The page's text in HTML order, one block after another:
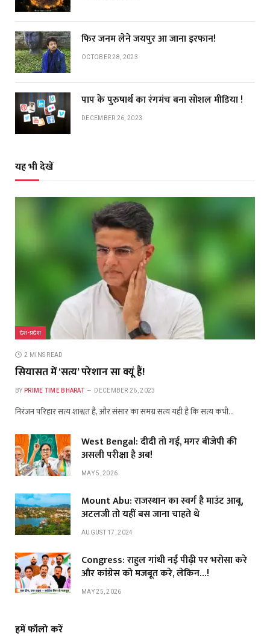
फिर जनम लेने जयपुर आ जाना इरफान!
OCTOBER 28, 2023
पाप के पुरुषार्थ का रंगमंच बना सोशल मीडिया !
DECEMBER 26, 2023
यह भी देखें
देश-प्रदेश
2 MINS READ
सियासत में ‘सत्य’ परेशान सा क्यूं हैं!
BY PRIME TIME BHARAT DECEMBER 26, 2023
निरंजन परिहार सत्य शाश्वत है, और संसार का समग्र सत्य यही है कि सत्य कभी…
West Bengal: दीदी तो गई, मगर बीजेपी की
असली परीक्षा है अब!
MAY 5, 2026
Mount Abu: राजस्थान का स्वर्ग है माउंट आबू,
अटलजी तो यहीं बस जाना चाहते थे
AUGUST 17, 2024
Congress: राहुल गांधी नई पीढ़ी पर भरोसा करे
और कांग्रेस को मजबूत करे, लेकिन…!
MAY 25, 2026
हमें फॉलो करें